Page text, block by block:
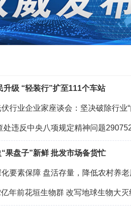
升级 “轻装行”扩至111个车站
处违反中央八项规定精神问题
果盘子”新鲜 批发市场备货忙